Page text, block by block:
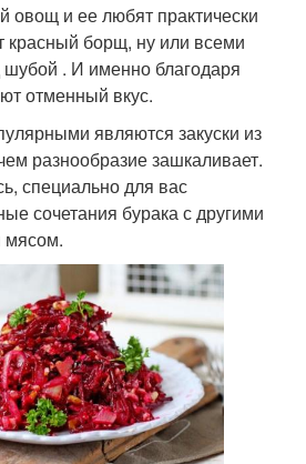
и ее любят практически
красный борщ, ну или всеми
. И именно благодаря
отменный вкус.
являются закуски из
разнообразие зашкаливает.
специально для вас
сочетания бурака с другими
мясом.